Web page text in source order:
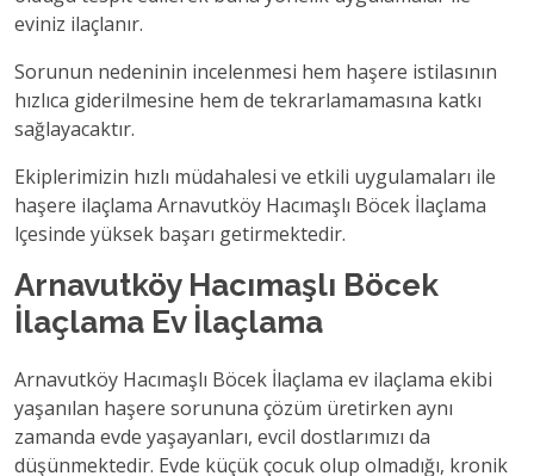
eviniz ilaçlanır.
Sorunun nedeninin incelenmesi hem haşere istilasının
hızlıca giderilmesine hem de tekrarlamamasına katkı
sağlayacaktır.
Ekiplerimizin hızlı müdahalesi ve etkili uygulamaları ile
haşere ilaçlama Arnavutköy Hacımaşlı Böcek İlaçlama
lçesinde yüksek başarı getirmektedir.
Arnavutköy Hacımaşlı Böcek
İlaçlama Ev İlaçlama
Arnavutköy Hacımaşlı Böcek İlaçlama ev ilaçlama ekibi
yaşanılan haşere sorununa çözüm üretirken aynı
zamanda evde yaşayanları, evcil dostlarımızı da
düşünmektedir. Evde küçük çocuk olup olmadığı, kronik